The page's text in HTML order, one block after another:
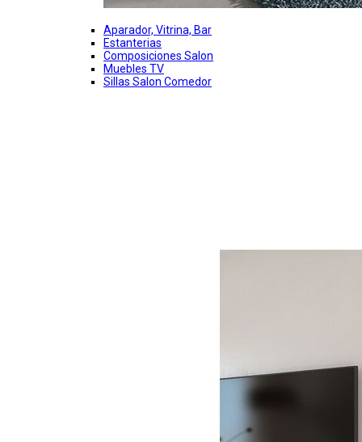
Aparador, Vitrina, Bar
Estanterias
Composiciones Salon
Muebles TV
Sillas Salon Comedor